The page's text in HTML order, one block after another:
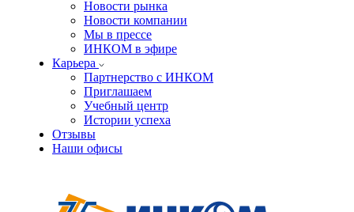
Новости рынка
Новости компании
Мы в прессе
ИНКОМ в эфире
Карьера
Партнерство с ИНКОМ
Приглашаем
Учебный центр
Истории успеха
Отзывы
Наши офисы